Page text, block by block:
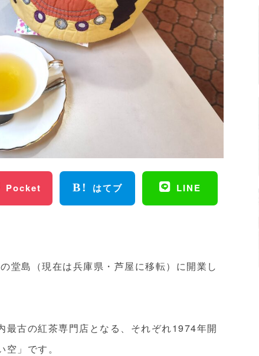
Pocket はてブ LINE
堂島（現在は兵庫県・芦屋に移転）に開業し
最古の紅茶専門店となる、それぞれ1974年開
」です。